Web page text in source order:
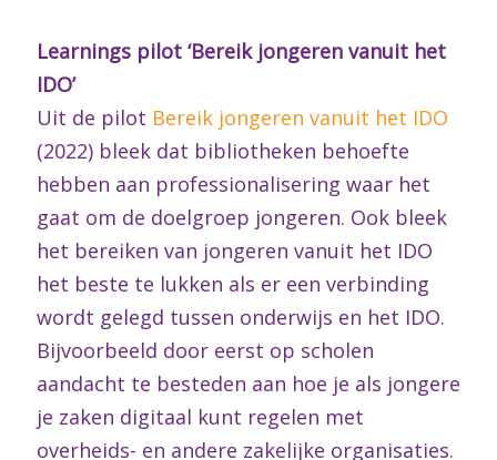
Learnings pilot ‘Bereik jongeren vanuit het
IDO’
Uit de pilot Bereik jongeren vanuit het IDO
(2022) bleek dat bibliotheken behoefte
hebben aan professionalisering waar het
gaat om de doelgroep jongeren. Ook bleek
het bereiken van jongeren vanuit het IDO
het beste te lukken als er een verbinding
wordt gelegd tussen onderwijs en het IDO.
Bijvoorbeeld door eerst op scholen
aandacht te besteden aan hoe je als jongere
je zaken digitaal kunt regelen met
overheids- en andere zakelijke organisaties.